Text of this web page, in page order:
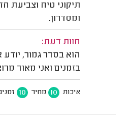
תיקוני טיח וצביעת
ומסדרון.
חוות דעת:
הוא בסדר גמור,
בזמנים ואני מאוד
איכות 10 מחיר 10